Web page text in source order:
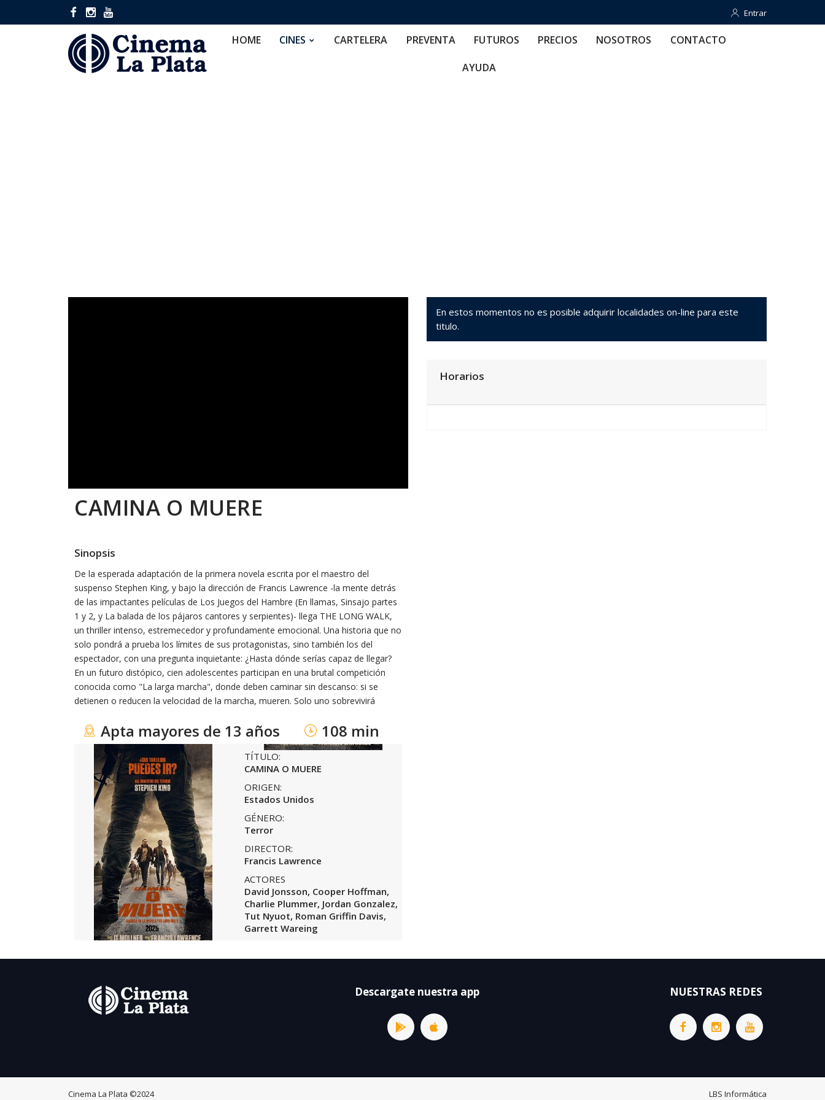
Entrar
Entrar
HOME CINES CARTELERA PREVENTA FUTUROS PRECIOS NOSOTROS CONTACTO
AYUDA
CAMINA O MUERE
Sinopsis
De la esperada adaptación de la primera novela escrita por el maestro del
suspenso Stephen King, y bajo la dirección de Francis Lawrence -la mente detrás
de las impactantes películas de Los Juegos del Hambre (En llamas, Sinsajo partes
1 y 2, y La balada de los pájaros cantores y serpientes)- llega THE LONG WALK,
un thriller intenso, estremecedor y profundamente emocional. Una historia que no
solo pondrá a prueba los límites de sus protagonistas, sino también los del
espectador, con una pregunta inquietante: ¿Hasta dónde serías capaz de llegar?
En un futuro distópico, cien adolescentes participan en una brutal competición
conocida como "La larga marcha", donde deben caminar sin descanso: si se
detienen o reducen la velocidad de la marcha, mueren. Solo uno sobrevivirá
Apta mayores de 13 años 108 min
TÍTULO:
CAMINA O MUERE
ORIGEN:
Estados Unidos
GÉNERO:
Terror
DIRECTOR:
Francis Lawrence
ACTORES
David Jonsson, Cooper Hoffman,
Charlie Plummer, Jordan Gonzalez,
Tut Nyuot, Roman Griffin Davis,
Garrett Wareing
En estos momentos no es posible adquirir localidades on-line para este
titulo.
Horarios
Descargate nuestra app NUESTRAS REDES
Cinema La Plata ©2024 LBS Informática